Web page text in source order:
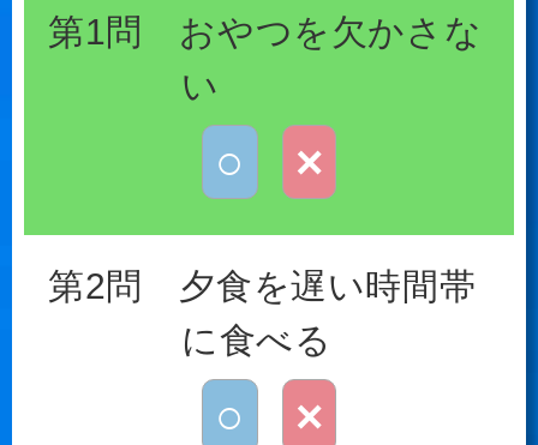
第1問 おやつを欠かさな
い
○ ×
第2問 夕食を遅い時間帯
に食べる
○ ×